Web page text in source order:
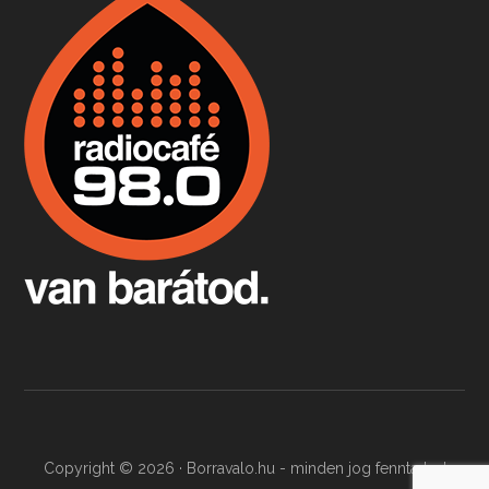
Boston, teadélután, bab és homár
Apr 9, 2026 • 00:37:17
Fermentáljunk, a testünk meghálálja!
Apr 3, 2026 • 00:36:07
Copyright © 2026 · Borravalo.hu - minden jog fenntartva!